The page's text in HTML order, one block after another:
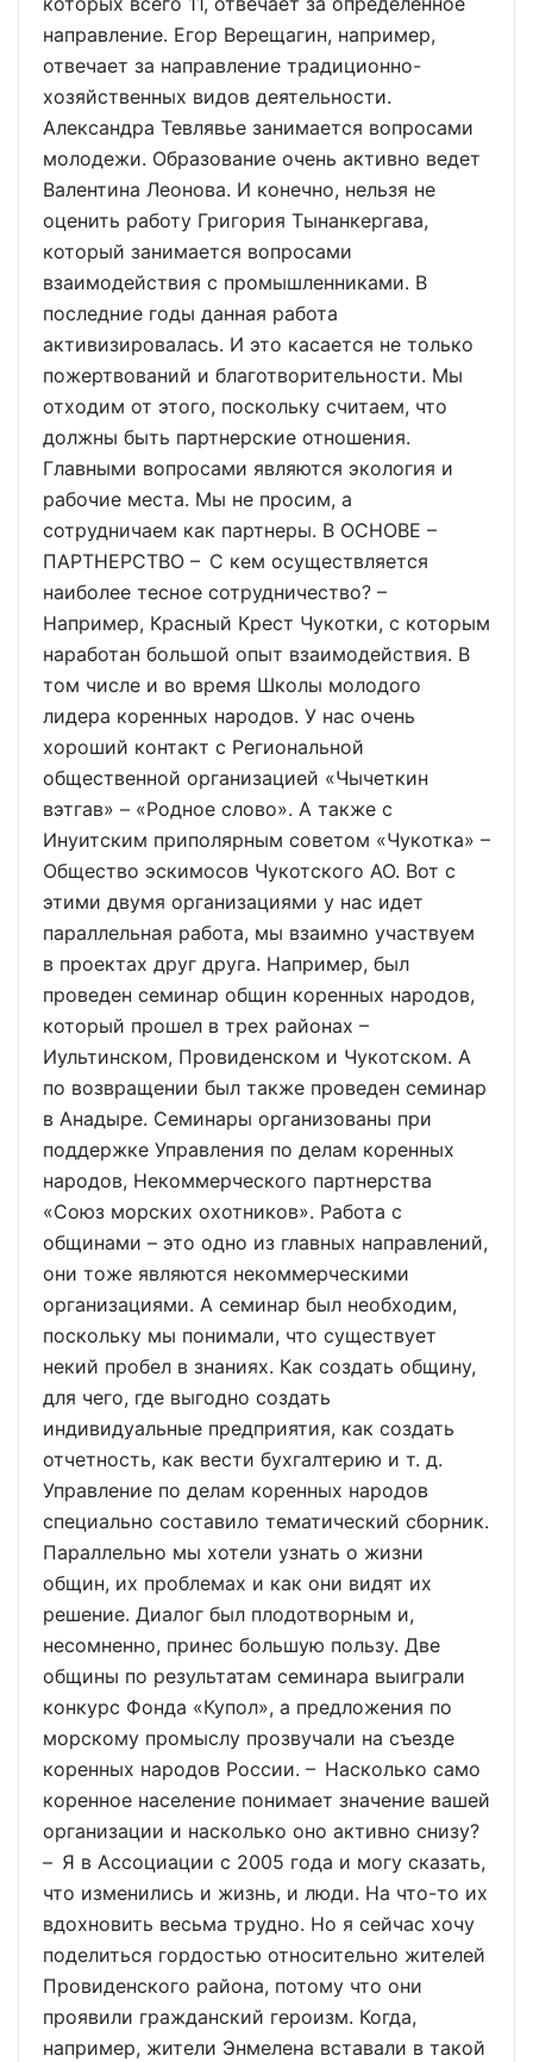
направление. Егор Верещагин, например,
отвечает за направление традиционно-
хозяйственных видов деятельности.
Александра Тевлявье занимается вопросами
молодежи. Образование очень активно ведет
Валентина Леонова. И конечно, нельзя не
оценить работу Григория Тынанкергава,
который занимается вопросами
взаимодействия с промышленниками. В
последние годы данная работа
активизировалась. И это касается не только
пожертвований и благотворительности. Мы
отходим от этого, поскольку считаем, что
должны быть партнерские отношения.
Главными вопросами являются экология и
рабочие места. Мы не просим, а
сотрудничаем как партнеры. В ОСНОВЕ –
ПАРТНЕРСТВО – С кем осуществляется
наиболее тесное сотрудничество? –
Например, Красный Крест Чукотки, с которым
наработан большой опыт взаимодействия. В
том числе и во время Школы молодого
лидера коренных народов. У нас очень
хороший контакт с Региональной
общественной организацией «Чычеткин
вэтгав» – «Родное слово». А также с
Инуитским приполярным советом «Чукотка» –
Общество эскимосов Чукотского АО. Вот с
этими двумя организациями у нас идет
параллельная работа, мы взаимно участвуем
в проектах друг друга. Например, был
проведен семинар общин коренных народов,
который прошел в трех районах –
Иультинском, Провиденском и Чукотском. А
по возвращении был также проведен семинар
в Анадыре. Семинары организованы при
поддержке Управления по делам коренных
народов, Некоммерческого партнерства
«Союз морских охотников». Работа с
общинами – это одно из главных направлений,
они тоже являются некоммерческими
организациями. А семинар был необходим,
поскольку мы понимали, что существует
некий пробел в знаниях. Как создать общину,
для чего, где выгодно создать
индивидуальные предприятия, как создать
отчетность, как вести бухгалтерию и т. д.
Управление по делам коренных народов
специально составило тематический сборник.
Параллельно мы хотели узнать о жизни
общин, их проблемах и как они видят их
решение. Диалог был плодотворным и,
несомненно, принес большую пользу. Две
общины по результатам семинара выиграли
конкурс Фонда «Купол», а предложения по
морскому промыслу прозвучали на съезде
коренных народов России. – Насколько само
коренное население понимает значение вашей
организации и насколько оно активно снизу?
– Я в Ассоциации с 2005 года и могу сказать,
что изменились и жизнь, и люди. На что-то их
вдохновить весьма трудно. Но я сейчас хочу
поделиться гордостью относительно жителей
Провиденского района, потому что они
проявили гражданский героизм. Когда,
например, жители Энмелена вставали в такой